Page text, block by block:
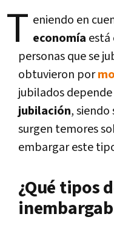
T eniendo en
economía está
personas que se
obtuvieron por
jubilados
jubilación,
surgen temores
embargar este
¿Qué tipos